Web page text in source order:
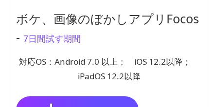
ボケ、画像のぼかしアプリFocos
-7日間試す期間
対応OS：Android 7.0 以上； iOS 12.2以降；
iPadOS 12.2以降